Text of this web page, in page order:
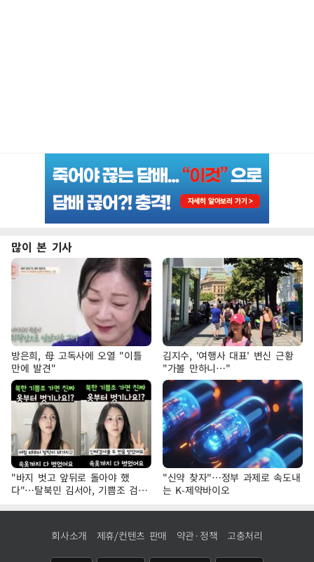
많이 본 기사
방은희, 母 고독사에 오열 "이틀
만에 발견"
김지수, '여행사 대표' 변신 근황
"가볼 만하니…"
"바지 벗고 앞뒤로 돌아야 했
다"…탈북민 김서아, 기쁨조 검사
수치심 회상
"신약 찾자"…정부 과제로 속도내
는 K-제약바이오
회사소개 제휴/컨텐츠 판매 약관·정책 고충처리